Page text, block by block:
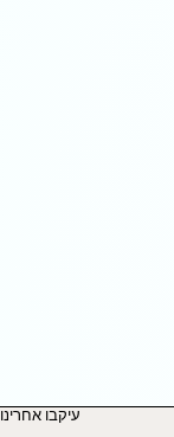
עיקבו אחרינו